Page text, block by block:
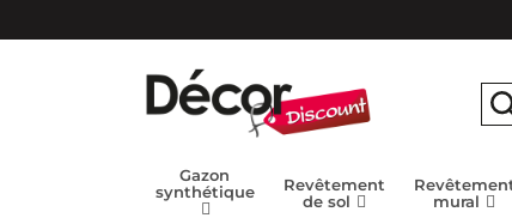
Gazon
synthétique
Revêtement
de sol
mural